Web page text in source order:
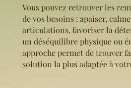
Vous pouvez retrouver les
de vos besoins : apaiser,
articulations, favoriser la
un déséquilibre physique ou
approche permet de trouver
solution la plus adaptée à